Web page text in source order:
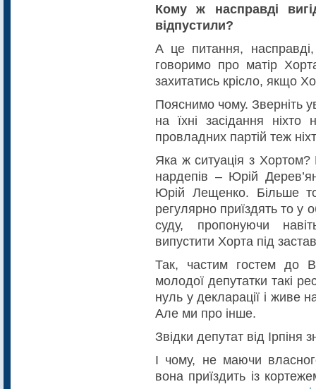
Кому ж насправді
відпустили?
А це питання,
говоримо про матір
захитатись крісло, якщо
Пояснимо чому. Зверніть
на їхні засідання
провладних партій теж
Яка ж ситуація з Хортом?
нардепів – Юрій
Юрій Лещенко. Більше
регулярно приїздять то у
суду, пропонуючи
випустити Хорта під
Так, частим гостем до
молодої депутатки такі
нуль у декларації і живе
Але ми про інше.
Звідки депутат від Ірпіня
І чому, не маючи
вона приїздить із